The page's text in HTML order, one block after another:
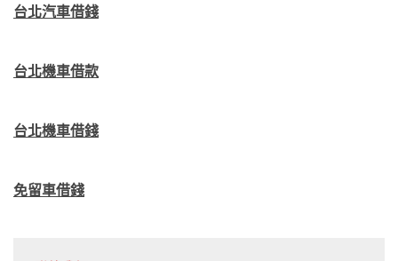
台北汽車借錢
台北機車借款
台北機車借錢
免留車借錢